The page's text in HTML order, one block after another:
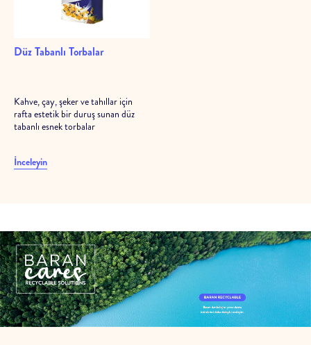
Düz Tabanlı Torbalar
Kahve, çay, şeker ve tahıllar için
rafta estetik bir duruş sunan düz
tabanlı esnek torbalar
İnceleyin